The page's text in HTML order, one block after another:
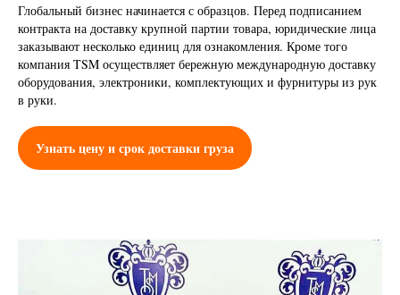
Глобальный бизнес начинается с образцов. Перед подписанием
контракта на доставку крупной партии товара, юридические лица
заказывают несколько единиц для ознакомления. Кроме того
компания TSM осуществляет бережную международную доставку
оборудования, электроники, комплектующих и фурнитуры из рук
в руки.
Узнать цену и срок доставки груза